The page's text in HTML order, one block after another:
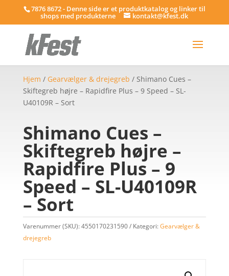
7876 8672 - Denne side er et produktkatalog og linker til
shops med produkterne kontakt@kfest.dk
Hjem / Gearvælger & drejegreb / Shimano Cues –
Skiftegreb højre – Rapidfire Plus – 9 Speed – SL-
U40109R – Sort
Shimano Cues –
Skiftegreb højre –
Rapidfire Plus – 9
Speed – SL-U40109R
– Sort
Varenummer (SKU):4550170231590 Kategori:Gearvælger &
drejegreb